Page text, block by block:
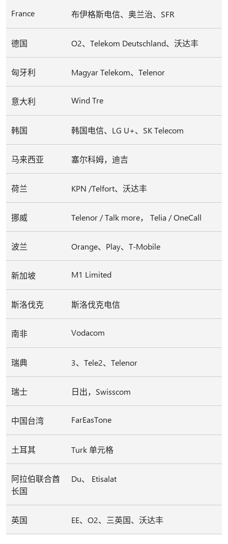
France 布伊格斯电信、奥兰治、SFR
德国 O2、Telekom Deutschland、沃达丰
匈牙利 Magyar Telekom、Telenor
意大利 Wind Tre
韩国 韩国电信、LG U+、SK Telecom
马来西亚 塞尔科姆，迪吉
荷兰 KPN /Telfort、沃达丰
挪威 Telenor / Talk more， Telia / OneCall
波兰 Orange、Play、T-Mobile
新加坡 M1 Limited
斯洛伐克 斯洛伐克电信
南非 Vodacom
瑞典 3、Tele2、Telenor
瑞士 日出，Swisscom
中国台湾 FarEasTone
土耳其 Turk 单元格
阿拉伯联合酋
长国
Du、 Etisalat
英国 EE、O2、三英国、沃达丰